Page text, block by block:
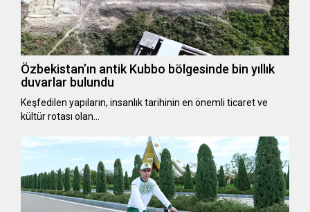
Özbekistan’ın antik Kubbo bölgesinde bin yıllık
duvarlar bulundu
Keşfedilen yapıların, insanlık tarihinin en önemli ticaret ve
kültür rotası olan…